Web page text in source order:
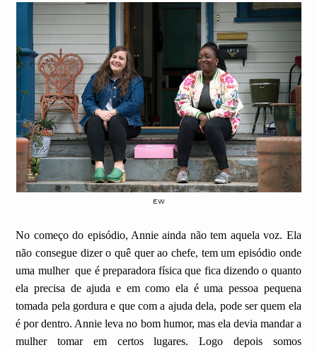
EW
No começo do episódio, Annie ainda não tem aquela voz. Ela
não consegue dizer o quê quer ao chefe, tem um episódio onde
uma mulher que é preparadora física que fica dizendo o quanto
ela precisa de ajuda e em como ela é uma pessoa pequena
tomada pela gordura e que com a ajuda dela, pode ser quem ela
é por dentro. Annie leva no bom humor, mas ela devia mandar a
mulher tomar em certos lugares. Logo depois somos